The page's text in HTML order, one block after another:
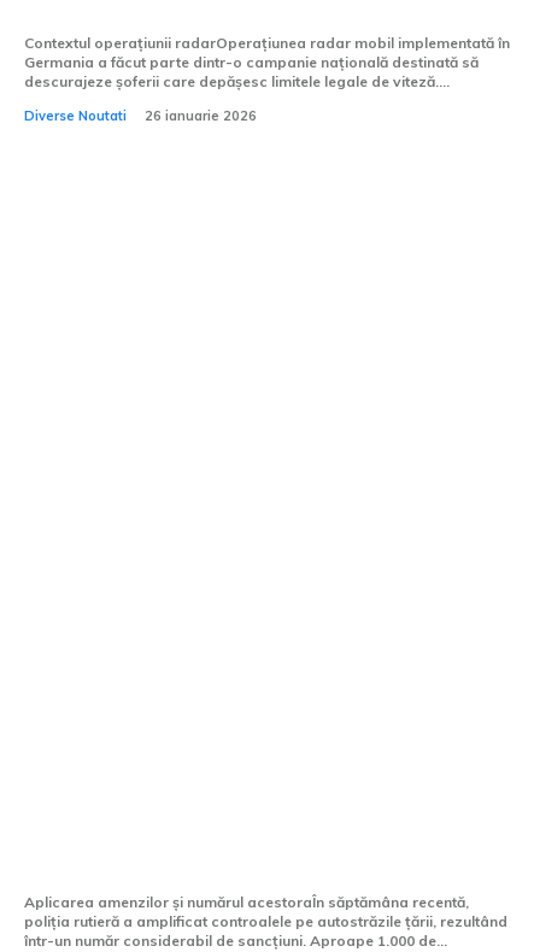
Contextul operațiunii radarOperațiunea radar mobil implementată în
Germania a făcut parte dintr-o campanie națională destinată să
descurajeze șoferii care depășesc limitele legale de viteză....
Diverse Noutati 26 ianuarie 2026
Aplicarea amenzilor și numărul acestoraÎn săptămâna recentă,
poliția rutieră a amplificat controalele pe autostrăzile țării, rezultând
într-un număr considerabil de sancțiuni. Aproape 1.000 de...